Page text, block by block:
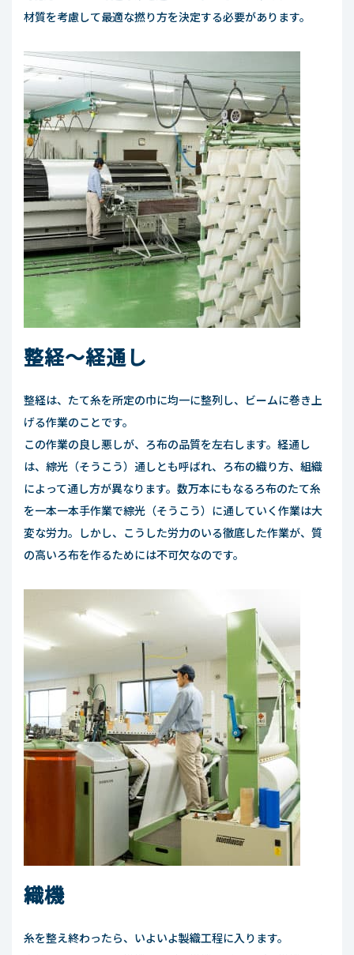
材質を考慮して最適な撚り方を決定する必要があります。
整経～経通し
整経は、たて糸を所定の巾に均一に整列し、ビームに巻き上
げる作業のことです。
この作業の良し悪しが、ろ布の品質を左右します。経通し
は、綜光（そうこう）通しとも呼ばれ、ろ布の織り方、組織
によって通し方が異なります。数万本にもなるろ布のたて糸
を一本一本手作業で綜光（そうこう）に通していく作業は大
変な労力。しかし、こうした労力のいる徹底した作業が、質
の高いろ布を作るためには不可欠なのです。
織機
糸を整え終わったら、いよいよ製織工程に入ります。